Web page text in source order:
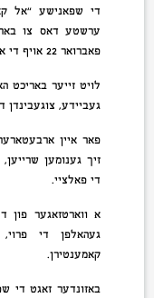
די שפאנישע “אל
ערשטע דאס צו
פאברואר 22 אויף די אמבעסאדע.
לויט זייער באריכט
געביידע,
פאר איין
זיך גענומען
די פאלציי.
א ווארטזאגער פון
געהאלפן די
קאמענטירן.
באזונדער זאגט די